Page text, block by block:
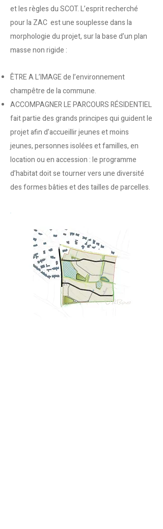
et les règles du SCOT. L’esprit recherché
pour la ZAC est une souplesse dans la
morphologie du projet, sur la base d’un plan
masse non rigide :
ÊTRE A L’IMAGE de l’environnement
champêtre de la commune.
ACCOMPAGNER LE PARCOURS RÉSIDENTIEL
fait partie des grands principes qui guident le
projet afin d’accueillir jeunes et moins
jeunes, personnes isolées et familles, en
location ou en accession : le programme
d’habitat doit se tourner vers une diversité
des formes bâties et des tailles de parcelles.